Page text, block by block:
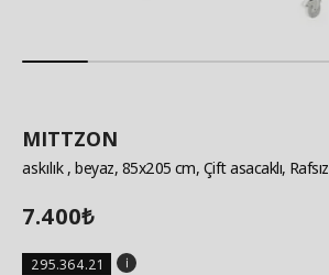
MITTZON
askılık , beyaz, 85x205 cm, Çift asacaklı, Rafsız
7.400₺
295.364.21